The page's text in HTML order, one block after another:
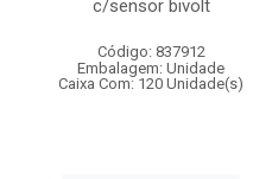
c/sensor bivolt
Código: 837912
Embalagem: Unidade
Caixa Com: 120 Unidade(s)